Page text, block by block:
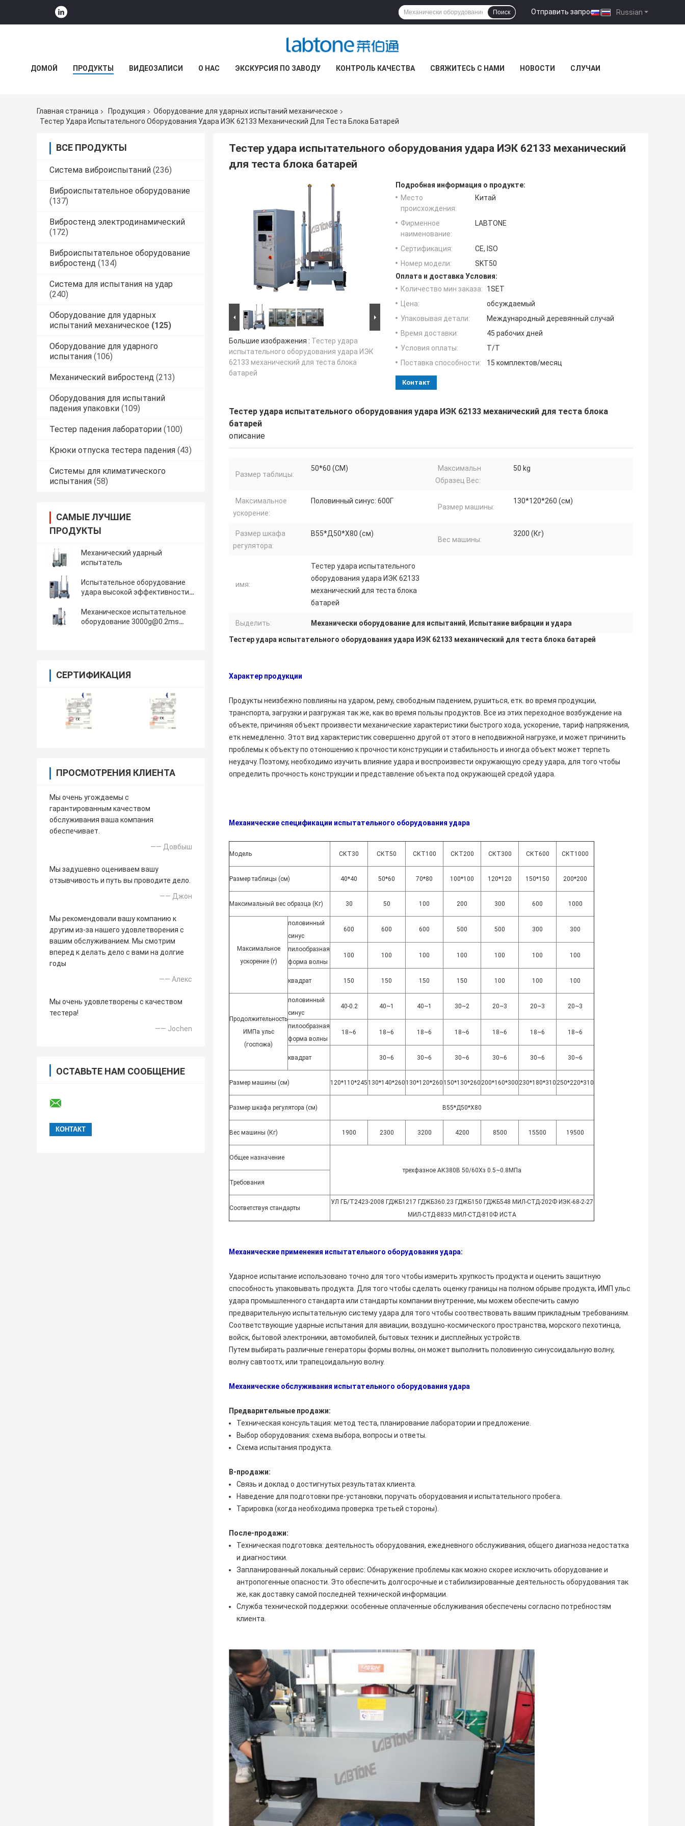
Russian
Отправить запрос |
Поиск
ДОМОЙ ПРОДУКТЫ ВИДЕОЗАПИСИ О НАС ЭКСКУРСИЯ ПО ЗАВОДУ КОНТРОЛЬ КАЧЕСТВА СВЯЖИТЕСЬ С НАМИ НОВОСТИ СЛУЧАИ
Главная страница Продукция
Оборудование для ударных испытаний механическое
Тестер Удара Испытательного Оборудования Удара ИЭК 62133 Механический Для Теста Блока Батарей
ВСЕ ПРОДУКТЫ
Система виброиспытаний (236)
Виброиспытательное оборудование
(137)
Вибростенд электродинамический
(172)
Виброиспытательное оборудование
вибростенд (134)
Система для испытания на удар
(240)
Оборудование для ударных
испытаний механическое (125)
Оборудование для ударного
испытания (106)
Механический вибростенд (213)
Оборудования для испытаний
падения упаковки (109)
Тестер падения лаборатории (100)
Крюки отпуска тестера падения (43)
Системы для климатического
испытания (58)
САМЫЕ ЛУЧШИЕ
ПРОДУКТЫ
Механический ударный
испытатель
Испытательное оборудование
удара высокой эффективности
150г 6мс половинного
Механическое испытательное
оборудование 3000g@0.2ms
СЕРТИФИКАЦИЯ
ПРОСМОТРЕНИЯ КЛИЕНТА
Мы очень угождаемы с
гарантированным качеством
обслуживания ваша компания
обеспечивает.
—— Довбыш
Мы задушевно оцениваем вашу
отзывчивость и путь вы проводите дело.
—— Джон
Мы рекомендовали вашу компанию к
другим из-за нашего удовлетворения с
вашим обслуживанием. Мы смотрим
вперед к делать дело с вами на долгие
годы
—— Алекс
Мы очень удовлетворены с качеством
тестера!
—— Jochen
ОСТАВЬТЕ НАМ СООБЩЕНИЕ
Тестер удара испытательного оборудования удара ИЭК 62133 механический
для теста блока батарей
Большие изображения : Тестер удара
испытательного оборудования удара ИЭК
62133 механический для теста блока
батарей
Подробная информация о продукте:
Место
происхождения:
Китай
Фирменное
наименование:
LABTONE
Сертификация:
CE, ISO
Номер модели:
SKT50
Оплата и доставка Условия:
Количество мин заказа:
1SET
Цена:
обсуждаемый
Упаковывая детали:
Международный деревянный случай
Время доставки:
45 рабочих дней
Условия оплаты:
T/T
Поставка способности:
15 комплектов/месяц
Контакт
Тестер удара испытательного оборудования удара ИЭК 62133 механический для теста блока
батарей
описание
Размер таблицы:
50*60 (СМ)
Максимальн
Образец Вес:
50 kg
Максимальное
ускорение:
Половинный синус: 600Г
Размер машины:
130*120*260 (см)
Размер шкафа
регулятора:
В55*Д50*Х80 (см)
Вес машины:
3200 (Кг)
имя:
Тестер удара испытательного
оборудования удара ИЭК 62133
механический для теста блока
батарей
Выделить: Механически оборудование для испытаний, Испытание вибрации и удара
Тестер удара испытательного оборудования удара ИЭК 62133 механический для теста блока батарей
Характер продукции
Продукты неизбежно повлияны на ударом, рему, свободным падением, рушиться, етк. во время продукции,
транспорта, загрузки и разгружая так же, как во время пользы продуктов. Все из этих переходное возбуждение на
объекте, причиняя объект произвести механические характеристики быстрого хода, ускорение, тариф напряжения,
етк немедленно. Этот вид характеристик совершенно другой от этого в неподвижной нагрузке, и может причинить
проблемы к объекту по отоношению к прочности конструкции и стабильность и иногда объект может терпеть
неудачу. Поэтому, необходимо изучить влияние удара и воспроизвести окружающую среду удара, для того чтобы
определить прочность конструкции и представление объекта под окружающей средой удара.
Механические спецификации испытательного оборудования удара
Модель СКТ30 СКТ50 СКТ100 СКТ200 СКТ300 СКТ600 СКТ1000
Размер таблицы (см) 40*40 50*60 70*80 100*100 120*120 150*150 200*200
Максимальный вес образца (Кг) 30 50 100 200 300 600 1000
Максимальное
ускорение (г)
половинный
синус
600 600 600 500 500 300 300
пилообразная
форма волны
100 100 100 100 100 100 100
квадрат 150 150 150 150 100 100 100
Продолжительность
ИМПа ульс
(госпожа)
половинный
синус
40-0.2 40~1 40~1 30~2 20~3 20~3 20~3
пилообразная
форма волны
18~6 18~6 18~6 18~6 18~6 18~6 18~6
квадрат 30~6 30~6 30~6 30~6 30~6 30~6
Размер машины (см) 120*110*245 130*140*260 130*120*260 150*130*260 200*160*300 230*180*310 250*220*310
Размер шкафа регулятора (см) В55*Д50*Х80
Вес машины (Кг) 1900 2300 3200 4200 8500 15500 19500
Общее назначение
трехфазное АК380В 50/60Хз 0.5~0.8МПа
Требования
Соответствуя стандарты
УЛ ГБ/Т2423-2008 ГДЖБ1217 ГДЖБ360.23 ГДЖБ150 ГДЖБ548 МИЛ-СТД-202Ф ИЭК-68-2-27
МИЛ-СТД-883Э МИЛ-СТД-810Ф ИСТА
Механические применения испытательного оборудования удара:
Ударное испытание использовано точно для того чтобы измерить хрупкость продукта и оценить защитную
способность упаковывать продукта. Для того чтобы сделать оценку границы на полном обрыве продукта, ИМП ульс
удара промышленного стандарта или стандарты компании внутренние, мы можем обеспечить самую
предварительную испытательную систему удара для того чтобы соотвествовать вашим прикладным требованиям.
Соответствующие ударные испытания для авиации, воздушно-космического пространства, морского пехотинца,
войск, бытовой электроники, автомобилей, бытовых техник и дисплейных устройств.
Путем выбирать различные генераторы формы волны, он может выполнить половинную синусоидальную волну,
волну савтоотх, или трапецоидальную волну.
Механические обслуживания испытательного оборудования удара
Предварительные продажи:
Техническая консультация: метод теста, планирование лаборатории и предложение.
Выбор оборудования: схема выбора, вопросы и ответы.
Схема испытания продукта.
В-продажи:
Связь и доклад о достигнутых результатах клиента.
Наведение для подготовки пре-установки, поручать оборудования и испытательного пробега.
Тарировка (когда необходима проверка третьей стороны).
После-продажи:
Техническая подготовка: деятельность оборудования, ежедневного обслуживания, общего диагноза недостатка
и диагностики.
Запланированный локальный сервис: Обнаружение проблемы как можно скорее исключить оборудование и
антропогенные опасности. Это обеспечить долгосрочные и стабилизированные деятельность оборудования так
же, как доставку самой последней технической информации.
Служба технической поддержки: особенные оплаченные обслуживания обеспечены согласно потребностям
клиента.